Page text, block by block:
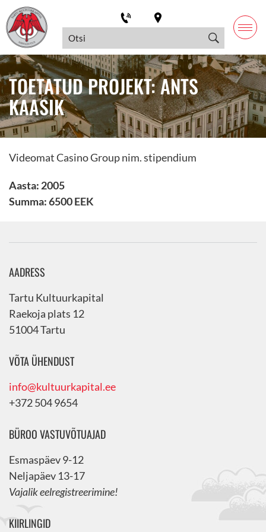
TOETATUD PROJEKT: ANTS
KAASIK
Videomat Casino Group nim. stipendium
Aasta: 2005
Summa: 6500 EEK
AADRESS
Tartu Kultuurkapital
Raekoja plats 12
51004 Tartu
VÕTA ÜHENDUST
info@kultuurkapital.ee
+372 504 9654
BÜROO VASTUVÕTUAJAD
Esmaspäev 9-12
Neljapäev 13-17
Vajalik eelregistreerimine!
KIIRLINGID